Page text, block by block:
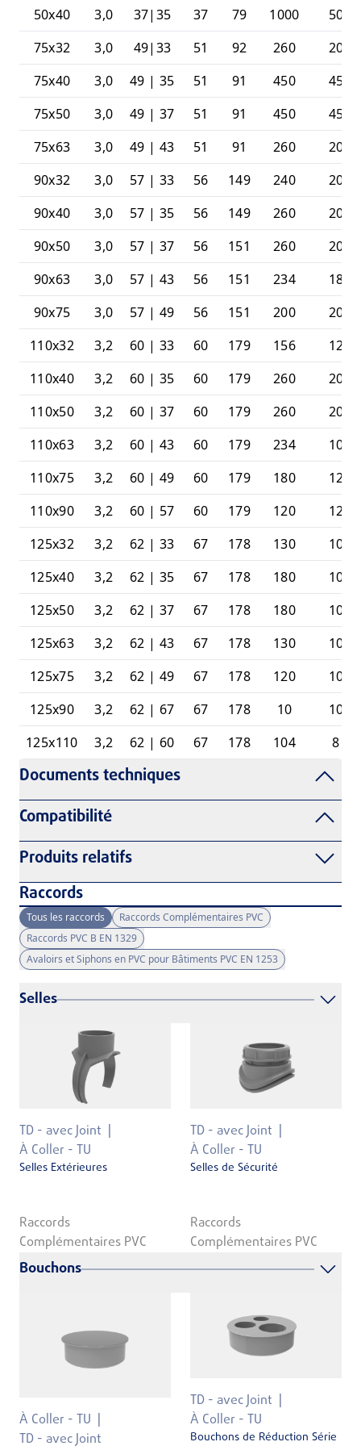
50x40
3,0 37|35 37 79 1000
50
75x32
3,0 49|33 51 92 260
20
75x40
3,0 49 | 35 51 91 450
45
75x50
3,0 49 | 37 51 91 450
45
75x63
3,0 49 | 43 51 91 260
20
90x32
3,0 57 | 33 56 149 240
20
90x40
3,0 57 | 35 56 149 260
20
90x50
3,0 57 | 37 56 151 260
20
90x63
3,0 57 | 43 56 151 234
18
90x75
3,0 57 | 49 56 151 200
20
110x32
3,2 60 | 33 60 179 156
12
110x40
3,2 60 | 35 60 179 260
20
110x50
3,2 60 | 37 60 179 260
20
110x63
3,2 60 | 43 60 179 234
10
110x75
3,2 60 | 49 60 179 180
12
110x90
3,2 60 | 57 60 179 120
12
125x32
3,2 62 | 33 67 178 130
10
125x40
3,2 62 | 35 67 178 180
10
125x50
3,2 62 | 37 67 178 180
10
125x63
3,2 62 | 43 67 178 130
10
125x75
3,2 62 | 49 67 178 120
10
125x90
3,2 62 | 67 67 178 10
10
125x110
3,2 62 | 60 67 178 104 8
Documents techniques
Compatibilité
Produits relatifs
Raccords
Tous les raccords
Raccords Complémentaires PVC
Raccords PVC B EN 1329
Avaloirs et Siphons en PVC pour Bâtiments PVC EN 1253
Selles
TD - avec Joint
À Coller - TU
Selles Extérieures
Raccords
Complémentaires PVC
TD - avec Joint
À Coller - TU
Selles de Sécurité
Raccords
Complémentaires PVC
Bouchons
À Coller - TU
TD - avec Joint
TD - avec Joint
À Coller - TU
Bouchons de Réduction Série